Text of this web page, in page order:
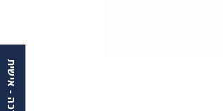
הדרכה - אישית